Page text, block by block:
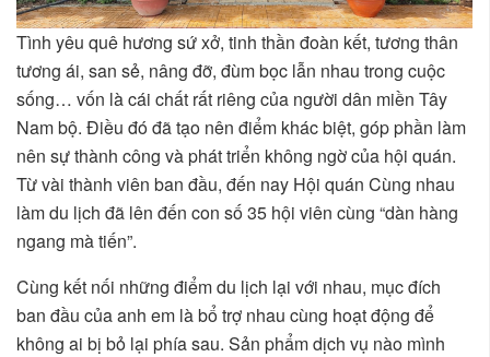
Tình yêu quê hương sứ xở, tinh thần đoàn kết, tương thân
tương ái, san sẻ, nâng đỡ, đùm bọc lẫn nhau trong cuộc
sống… vốn là cái chất rất riêng của người dân miền Tây
Nam bộ. Điều đó đã tạo nên điểm khác biệt, góp phần làm
nên sự thành công và phát triển không ngờ của hội quán.
Từ vài thành viên ban đầu, đến nay Hội quán Cùng nhau
làm du lịch đã lên đến con số 35 hội viên cùng “dàn hàng
ngang mà tiến”.
Cùng kết nối những điểm du lịch lại với nhau, mục đích
ban đầu của anh em là bổ trợ nhau cùng hoạt động để
không ai bị bỏ lại phía sau. Sản phẩm dịch vụ nào mình